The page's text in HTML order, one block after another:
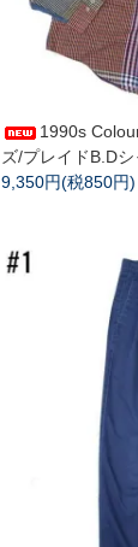
1990s
ズ/プレイドB.Dシ
9,350円(税850円)